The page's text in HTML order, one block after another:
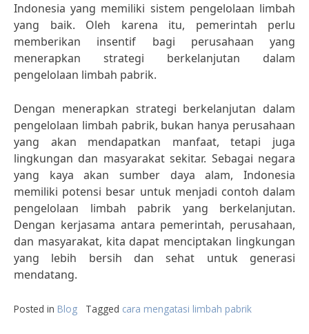
Indonesia yang memiliki sistem pengelolaan limbah
yang baik. Oleh karena itu, pemerintah perlu
memberikan insentif bagi perusahaan yang
menerapkan strategi berkelanjutan dalam
pengelolaan limbah pabrik.
Dengan menerapkan strategi berkelanjutan dalam
pengelolaan limbah pabrik, bukan hanya perusahaan
yang akan mendapatkan manfaat, tetapi juga
lingkungan dan masyarakat sekitar. Sebagai negara
yang kaya akan sumber daya alam, Indonesia
memiliki potensi besar untuk menjadi contoh dalam
pengelolaan limbah pabrik yang berkelanjutan.
Dengan kerjasama antara pemerintah, perusahaan,
dan masyarakat, kita dapat menciptakan lingkungan
yang lebih bersih dan sehat untuk generasi
mendatang.
Posted in Blog Tagged cara mengatasi limbah pabrik